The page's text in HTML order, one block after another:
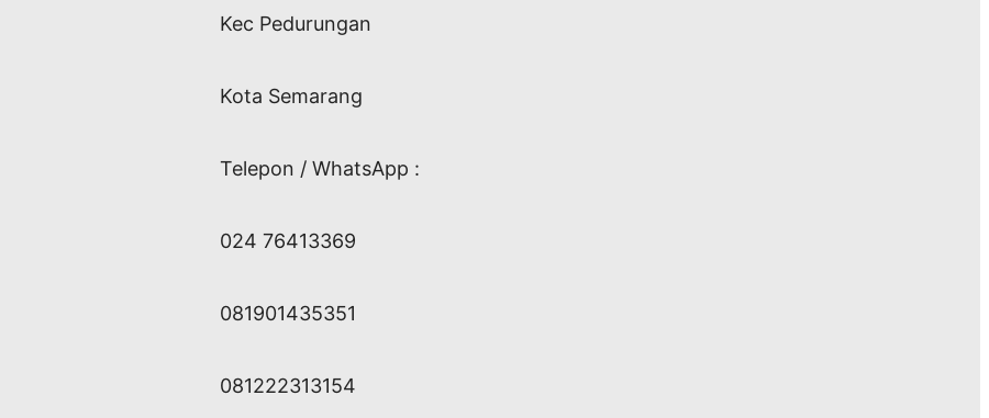
Kec Pedurungan
Kota Semarang
Telepon / WhatsApp :
024 76413369
081901435351
081222313154